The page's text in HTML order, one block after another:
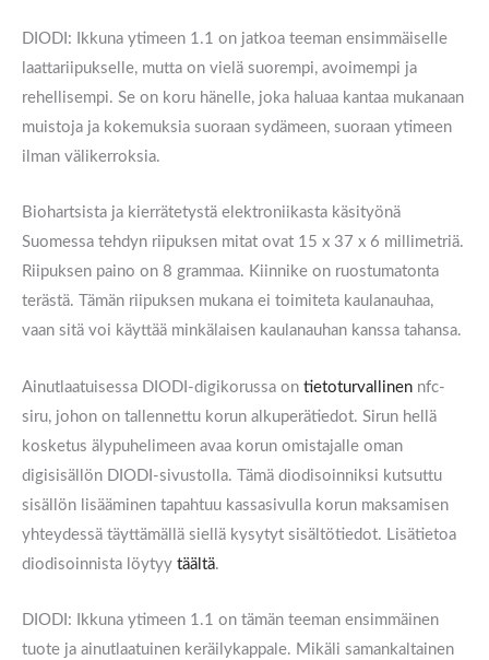
DIODI: Ikkuna ytimeen 1.1 on jatkoa teeman ensimmäiselle
laattariipukselle, mutta on vielä suorempi, avoimempi ja
rehellisempi. Se on koru hänelle, joka haluaa kantaa mukanaan
muistoja ja kokemuksia suoraan sydämeen, suoraan ytimeen
ilman välikerroksia.
Biohartsista ja kierrätetystä elektroniikasta käsityönä
Suomessa tehdyn riipuksen mitat ovat 15 x 37 x 6 millimetriä.
Riipuksen paino on 8 grammaa. Kiinnike on ruostumatonta
terästä. Tämän riipuksen mukana ei toimiteta kaulanauhaa,
vaan sitä voi käyttää minkälaisen kaulanauhan kanssa tahansa.
Ainutlaatuisessa DIODI-digikorussa on tietoturvallinen nfc-
siru, johon on tallennettu korun alkuperätiedot. Sirun hellä
kosketus älypuhelimeen avaa korun omistajalle oman
digisisällön DIODI-sivustolla. Tämä diodisoinniksi kutsuttu
sisällön lisääminen tapahtuu kassasivulla korun maksamisen
yhteydessä täyttämällä siellä kysytyt sisältötiedot. Lisätietoa
diodisoinnista löytyy täältä.
DIODI: Ikkuna ytimeen 1.1 on tämän teeman ensimmäinen
tuote ja ainutlaatuinen keräilykappale. Mikäli samankaltainen